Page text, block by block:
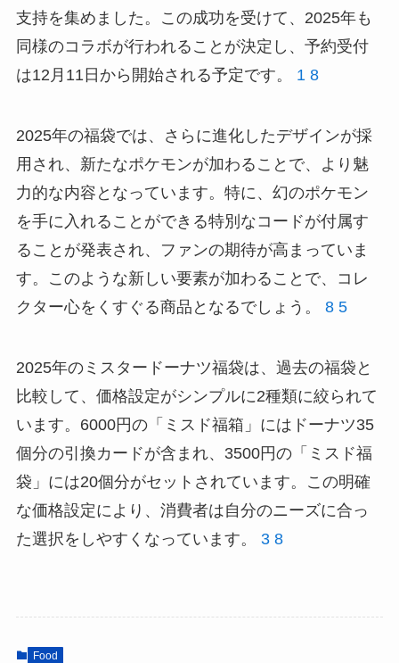
支持を集めました。この成功を受けて、2025年も
同様のコラボが行われることが決定し、予約受付
は12月11日から開始される予定です。 1 8
2025年の福袋では、さらに進化したデザインが採
用され、新たなポケモンが加わることで、より魅
力的な内容となっています。特に、幻のポケモン
を手に入れることができる特別なコードが付属す
ることが発表され、ファンの期待が高まっていま
す。このような新しい要素が加わることで、コレ
クター心をくすぐる商品となるでしょう。 8 5
2025年のミスタードーナツ福袋は、過去の福袋と
比較して、価格設定がシンプルに2種類に絞られて
います。6000円の「ミスド福箱」にはドーナツ35
個分の引換カードが含まれ、3500円の「ミスド福
袋」には20個分がセットされています。この明確
な価格設定により、消費者は自分のニーズに合っ
た選択をしやすくなっています。 3 8
Food